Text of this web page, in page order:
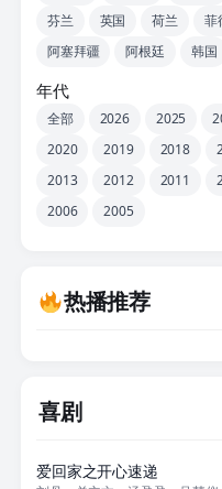
芬兰
英国 荷兰 菲
阿塞拜疆
阿根廷 韩国
年代
全部 2026 2025
2020
2019 2018
2013
2012 2011
2006
2005
热播推荐
喜剧
爱回家之开心速递